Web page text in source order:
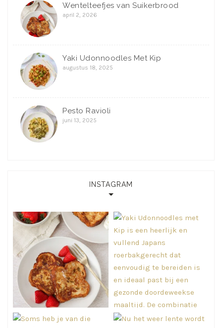
Wentelteefjes van Suikerbrood
april 2, 2026
Yaki Udonnoodles Met Kip
augustus 18, 2025
Pesto Ravioli
juni 13, 2025
INSTAGRAM